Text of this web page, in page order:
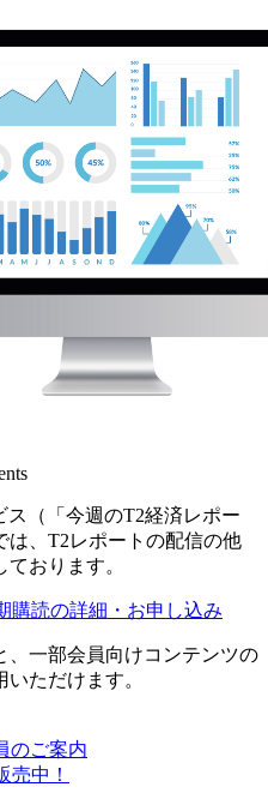
ス（「今週のT2経済レポー
は、T2レポートの配信の他
おります。
購読の詳細・お申し込み
、一部会員向けコンテンツの
ただけます。